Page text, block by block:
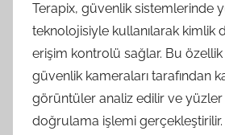
Terapix, güvenlik sistemlerinde
teknolojisiyle kullanılarak kimlik
erişim kontrolü sağlar. Bu
güvenlik kameraları tarafından
görüntüler analiz edilir ve yüzler
doğrulama işlemi